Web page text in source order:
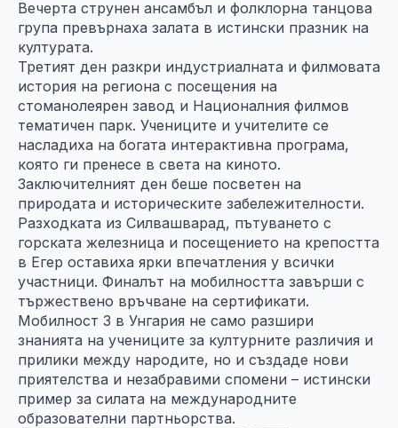
Вечерта струнен ансамбъл и фолклорна танцова
група превърнаха залата в истински празник на
културата.
Третият ден разкри индустриалната и филмовата
история на региона с посещения на
стоманолеярен завод и Националния филмов
тематичен парк. Учениците и учителите се
насладиха на богата интерактивна програма,
която ги пренесе в света на киното.
Заключителният ден беше посветен на
природата и историческите забележителности.
Разходката из Силвашварад, пътуването с
горската железница и посещението на крепостта
в Егер оставиха ярки впечатления у всички
участници. Финалът на мобилността завърши с
тържествено връчване на сертификати.
Мобилност 3 в Унгария не само разшири
знанията на учениците за културните различия и
прилики между народите, но и създаде нови
приятелства и незабравими спомени – истински
пример за силата на международните
образователни партньорствa.